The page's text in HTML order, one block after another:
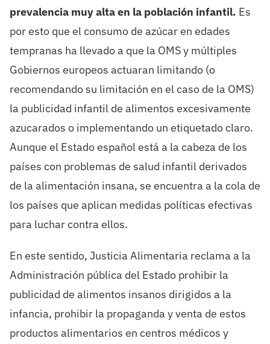
prevalencia muy alta en la población infantil. Es
por esto que el consumo de azúcar en edades
tempranas ha llevado a que la OMS y múltiples
Gobiernos europeos actuaran limitando (o
recomendando su limitación en el caso de la OMS)
la publicidad infantil de alimentos excesivamente
azucarados o implementando un etiquetado claro.
Aunque el Estado español está a la cabeza de los
países con problemas de salud infantil derivados
de la alimentación insana, se encuentra a la cola de
los países que aplican medidas políticas efectivas
para luchar contra ellos.
En este sentido, Justicia Alimentaria reclama a la
Administración pública del Estado prohibir la
publicidad de alimentos insanos dirigidos a la
infancia, prohibir la propaganda y venta de estos
productos alimentarios en centros médicos y